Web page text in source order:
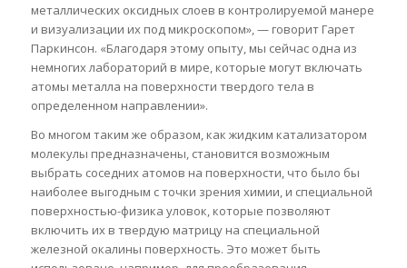
металлических оксидных слоев в контролируемой манере
и визуализации их под микроскопом», — говорит Гарет
Паркинсон. «Благодаря этому опыту, мы сейчас одна из
немногих лабораторий в мире, которые могут включать
атомы металла на поверхности твердого тела в
определенном направлении».
Во многом таким же образом, как жидким катализатором
молекулы предназначены, становится возможным
выбрать соседних атомов на поверхности, что было бы
наиболее выгодным с точки зрения химии, и специальной
поверхностью-физика уловок, которые позволяют
включить их в твердую матрицу на специальной
железной окалины поверхность. Это может быть